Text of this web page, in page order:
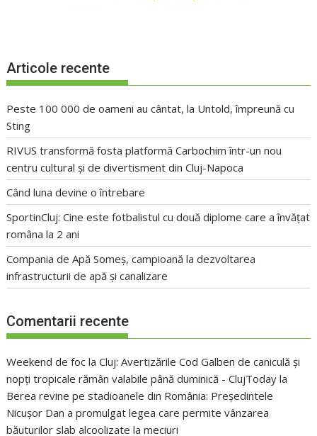
Articole recente
Peste 100 000 de oameni au cântat, la Untold, împreună cu
Sting
RIVUS transformă fosta platformă Carbochim într-un nou
centru cultural și de divertisment din Cluj-Napoca
Când luna devine o întrebare
SportinCluj: Cine este fotbalistul cu două diplome care a învățat
româna la 2 ani
Compania de Apă Someș, campioană la dezvoltarea
infrastructurii de apă și canalizare
Comentarii recente
Weekend de foc la Cluj: Avertizările Cod Galben de caniculă și
nopți tropicale rămân valabile până duminică - ClujToday la
Berea revine pe stadioanele din România: Președintele
Nicușor Dan a promulgat legea care permite vânzarea
băuturilor slab alcoolizate la meciuri